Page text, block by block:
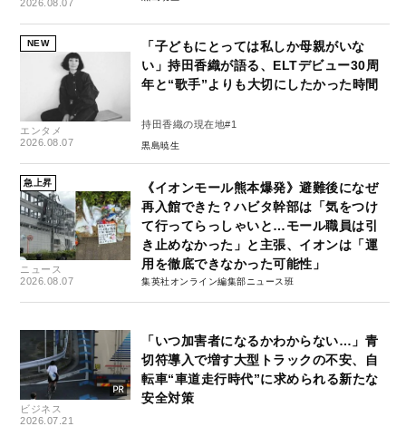
2026.08.07
NEW
エンタメ
2026.08.07
「子どもにとっては私しか母親がいな
い」持田香織が語る、ELTデビュー30周
年と“歌手”よりも大切にしたかった時間
持田香織の現在地#1
黒島暁生
急上昇
ニュース
2026.08.07
《イオンモール熊本爆発》避難後になぜ
再入館できた？ハビタ幹部は「気をつけ
て行ってらっしゃいと…モール職員は引
き止めなかった」と主張、イオンは「運
用を徹底できなかった可能性」
集英社オンライン編集部ニュース班
ビジネス
2026.07.21
「いつ加害者になるかわからない…」青
切符導入で増す大型トラックの不安、自
転車“車道走行時代”に求められる新たな
安全対策